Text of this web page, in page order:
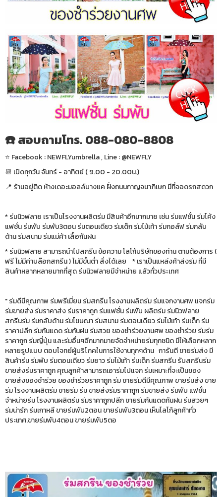
☎️ สอบถามโทร. 088-080-8808
⭐️ Facebook : NEWFLYumbrella , Line : @NEWFLY
📆 เปิดทุกวัน จันทร์ - อาทิตย์ ( 9.00 - 20.00น.)
📍 ร้านอยู่ติด ห้างเดอะมอลล์บางแค ฝั่งถนนกาญจนาภิเษก มีที่จอดรถสดวก
* ร่มนิวฟลาย เราเป็นโรงงานผลิตร่ม มีสินค้าอีกมากมาย เช่น ร่มแฟชั่น ร่มโค้ง
แฟชั่น ร่มพับ ร่มพับ3ตอน ร่มตอนเดียว ร่มเด็ก ร่มไม้เท้า ร่มกอล์ฟ ร่มกลับ
ด้าน ร่มสนาม ร่มแม่ค้า เสื้อกันฝน
* ร่มนิวฟลาย สามารถนำไปสกรีน ข้อความ โลโก้บริษัทของท่าน ตามต้องการ (
ฟรี ไม่มีค่าบล๊อกสกรีน ) ไม่มีขั้นต่ำ สั่งได้เลย * เราเป็นแหล่งค้าส่งร่ม ที่มี
สินค้าหลากหลายมากที่สุด ร่มนิวฟลายมีจำหน่าย แล้วทั่วประเทศ
" ร่มดีมีคุณภาพ ร่มพรีเมี่ยม ร่มสกรีน โรงงานผลิตร่ม ร่มแจกงานศพ แจกร่ม
ร่มขายส่ง ร่มราคาส่ง ร่มราคาถูก ร่มแฟชั่น ร่มพับ ผลิตร่ม ร่มนิวฟลาย
สกรีนร่ม ร่มกลับด้าน ร่มโฆษณา ร่มสนาม ร่มตอนเดียว ร่มไม้เท้า ร่มเด็ก ร่ม
ราคาปลีก ร่มกันแดด ร่มกันฝน ร่มสวย ของชำร่วยงานศพ ของชำร่วย ร่มร่ม
ราคาถูก ร่มญี่ปุ่น และร่มอื่นๆอีกมากมายจัดจำหน่ายร่มทุกชนิด มีให้เลือกหลาก
หลายรูปแบบ ตอบโจทย์ผู้บริโภคในการใช้งานทุกๆด้าน การันตี ขายร่มส่ง มี
สินค้าร่ม ร่มพับ ร่มตอนเดียว ร่มยาว ร่มไม้เท้า ร่มเด็ก ร่มสกรีน รับสกรีนร่ม
ขายส่งร่มราคาถูก คุณลูกค้าสามารถเอาร่มไปแจก ร่มเหมาะที่จะเป็นของ
ขายส่งของชำร่วย ของชำร่วยราคาถูก ร่ม ขายร่มดีมีคุณภาพ ขายร่มส่ง ขาย
ร่ม โรงงานผลิตร่ม ขายร่ม ร่ม ขายส่งร่มราคาถูก ร่มขายส่ง ร่มพับ แฟชั่น
จำหน่ายร่ม โรงงานผลิตร่ม ร่มราคาถูกปลีก ขายร่มกันแดดกันฝน ร่มสวยๆ
ร่มน่ารัก ร่มเกาหลี ขายร่มพับ2ตอน ขายร่มพับ3ตอน เห็นโลโก้ลูกค้าทั่ว
ประเทศ.ขายร่มพับ4ตอน ขายร่มพับ5ตอ